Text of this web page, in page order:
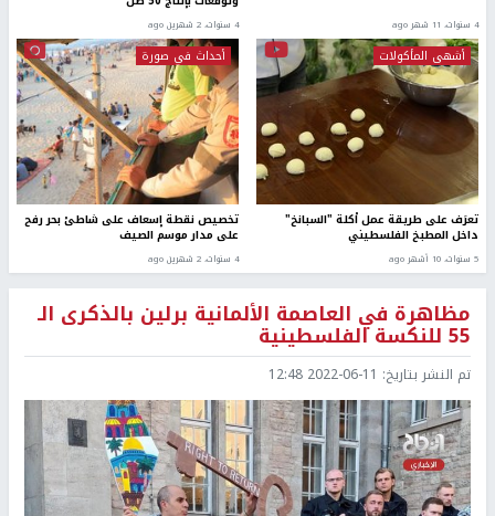
4 سنوات، 11 شهر ago 4 سنوات، 2 شهرين ago
أشهى المأكولات
تعرَف على طريقة عمل أكلة "السبانخ"
داخل المطبخ الفلسطيني
5 سنوات، 10 أشهر ago
أحداث في صورة
تخصيص نقطة إسعاف على شاطئ بحر رفح
على مدار موسم الصيف
4 سنوات، 2 شهرين ago
مظاهرة في العاصمة الألمانية برلين بالذكرى الـ
55 للنكسة الفلسطينية
تم النشر بتاريخ: 2022-06-11 12:48